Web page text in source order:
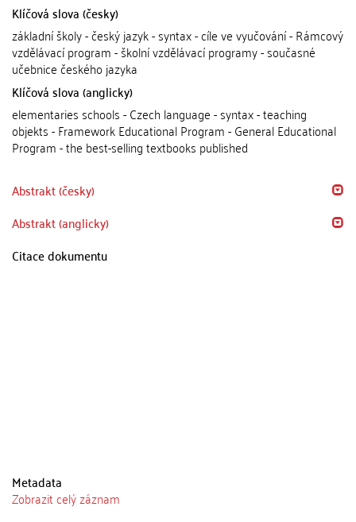
Klíčová slova (česky)
základní školy - český jazyk - syntax - cíle ve vyučování - Rámcový
vzdělávací program - školní vzdělávací programy - současné
učebnice českého jazyka
Klíčová slova (anglicky)
elementaries schools - Czech language - syntax - teaching
objekts - Framework Educational Program - General Educational
Program - the best-selling textbooks published
Abstrakt (česky)
Abstrakt (anglicky)
Citace dokumentu
Metadata
Zobrazit celý záznam